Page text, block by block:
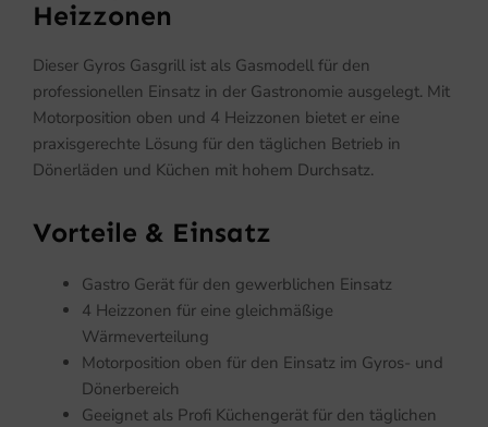
Heizzonen
Dieser Gyros Gasgrill ist als Gasmodell für den
professionellen Einsatz in der Gastronomie ausgelegt. Mit
Motorposition oben und 4 Heizzonen bietet er eine
praxisgerechte Lösung für den täglichen Betrieb in
Dönerläden und Küchen mit hohem Durchsatz.
Vorteile & Einsatz
Gastro Gerät für den gewerblichen Einsatz
4 Heizzonen für eine gleichmäßige
Wärmeverteilung
Motorposition oben für den Einsatz im Gyros- und
Dönerbereich
Geeignet als Profi Küchengerät für den täglichen